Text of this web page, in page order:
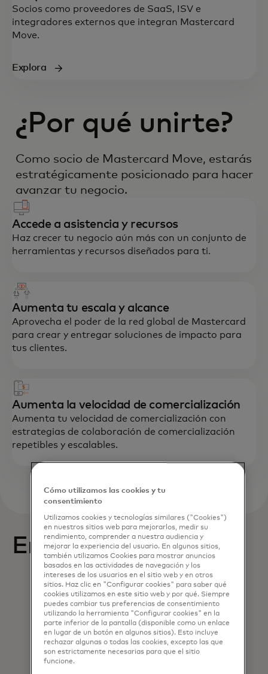
Socios como proveedores de SaaS, ISV e
integradores externos que integran Mastercard
Move.
Explora
¿Por qué unirte?
Como socio de Mastercard Move, estarás
estratégicamente posicionado para hacer
avanzar tu negocio.
Accede a asistencia y recursos
Haz crecer tu negocio aún más con un conjunto de
herramientas y recursos diseñados para ti.
Aumenta tu escala y alcance
Aprovecha el poder de la red global de Mastercard
para crear y entregar soluciones de impacto para
tus clientes.
Aumenta la velocidad de comercialización
Aumenta tu velocidad de comercialización con
estrategias de colaboración de comercialización
repetibles y escalables.
Empieza
Cómo utilizamos las cookies y tu
consentimiento
Utilizamos cookies y tecnologías similares ("Cookies")
en nuestros sitios web para mejorarlos, medir su
rendimiento, comprender a nuestra audiencia y
mejorar la experiencia del usuario. En algunos sitios,
también utilizamos Cookies para mostrar anuncios
basados en las actividades de navegación y los
intereses de los usuarios en el sitio web y en otros
sitios. Haz clic en "Configurar cookies" para saber qué
cookies utilizamos en este sitio web y por qué. Siempre
puedes cambiar tus preferencias de consentimiento
utilizando la herramienta "Configurar cookies" en la
parte inferior de la pantalla (disponible como un enlace
en lugar de un botón en algunos sitios). Esto incluye
rechazar algunas o todas las cookies, excepto las que
son estrictamente necesarias para que el sitio
funcione.